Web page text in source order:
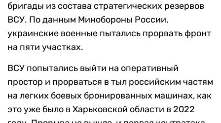
бригады из состава стратегических резервов
ВСУ. По данным Минобороны России,
украинские военные пытались прорвать фронт
на пяти участках.
ВСУ попытались выйти на оперативный
простор и прорваться в тыл российским частям
на легких боевых бронированных машинах, как
это уже было в Харьковской области в 2022